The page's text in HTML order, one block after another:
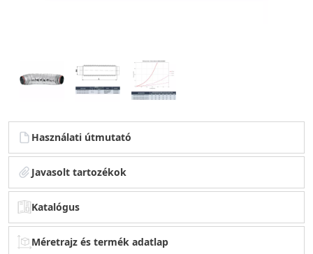
Használati útmutató
Javasolt tartozékok
Katalógus
Méretrajz és termék adatlap